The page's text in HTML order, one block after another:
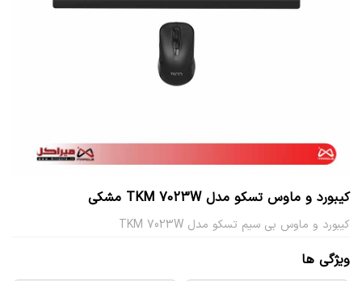
کیبورد و ماوس تسکو مدل TKM 7023W مشکی
کیبورد و ماوس بی سیم تسکو مدل TKM 7023W
ویژگی ها